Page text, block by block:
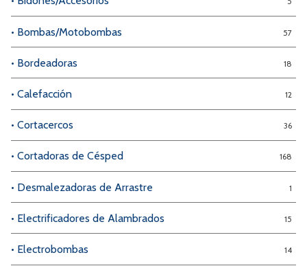
• Bombas/Motobombas 57
• Bordeadoras 18
• Calefacción 12
• Cortacercos 36
• Cortadoras de Césped 168
• Desmalezadoras de Arrastre 1
• Electrificadores de Alambrados 15
• Electrobombas 14